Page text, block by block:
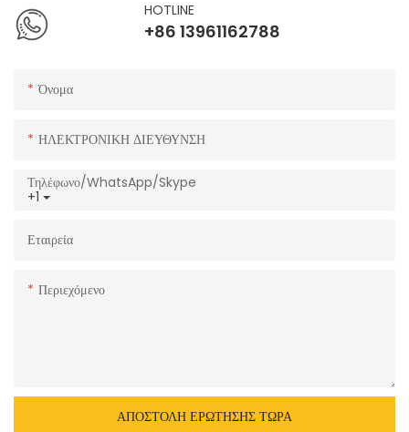
HOTLINE
+86 13961162788
Όνομα
ΗΛΕΚΤΡΟΝΙΚΗ ΔΙΕΥΘΥΝΣΗ
+1
Τηλέφωνο/WhatsApp/Skype
Εταιρεία
Περιεχόμενο
ΑΠΟΣΤΟΛΉ ΕΡΏΤΗΣΗΣ ΤΏΡΑ